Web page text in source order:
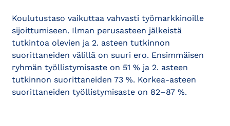
Koulutustaso vaikuttaa vahvasti työmarkkinoille
sijoittumiseen. Ilman perusasteen jälkeistä
tutkintoa olevien ja 2. asteen tutkinnon
suorittaneiden välillä on suuri ero. Ensimmäisen
ryhmän työllistymisaste on 51 % ja 2. asteen
tutkinnon suorittaneiden 73 %. Korkea-asteen
suorittaneiden työllistymisaste on 82–87 %.